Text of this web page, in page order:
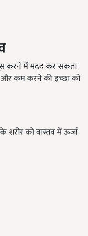
करने में मदद कर सकता
कम करने की इच्छा को
को वास्तव में ऊर्जा